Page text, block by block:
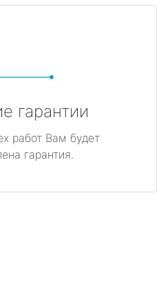
гарантии
работ Вам будет
гарантия.